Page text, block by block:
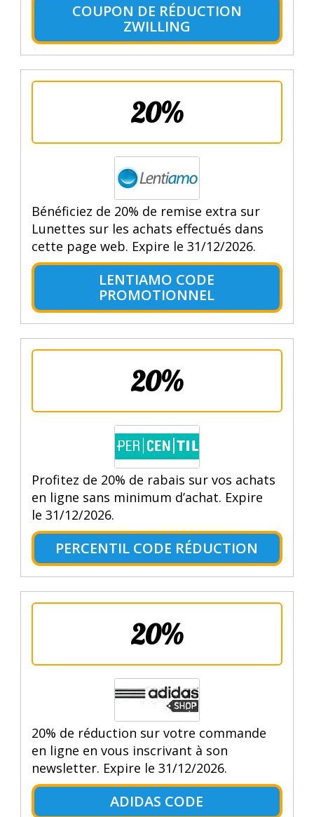
COUPON DE RÉDUCTION
ZWILLING
20%
Bénéficiez de 20% de remise extra sur
Lunettes sur les achats effectués dans
cette page web. Expire le 31/12/2026.
LENTIAMO CODE
PROMOTIONNEL
20%
Profitez de 20% de rabais sur vos achats
en ligne sans minimum d’achat. Expire
le 31/12/2026.
PERCENTIL CODE RÉDUCTION
20%
20% de réduction sur votre commande
en ligne en vous inscrivant à son
newsletter. Expire le 31/12/2026.
ADIDAS CODE